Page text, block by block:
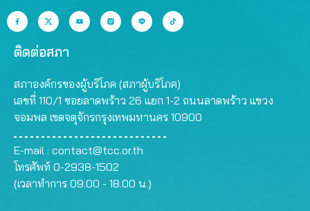
ติดต่อสภา
สภาองค์กรของผู้บริโภค (สภาผู้บริโภค)
เลขที่ 110/1 ซอยลาดพร้าว 26 แยก 1-2 ถนนลาดพร้าว แขวง
จอมพล เขตจตุจักรกรุงเทพมหานคร 10900
E-mail : contact@tcc.or.th
โทรศัพท์ 0-2938-1502
(เวลาทำการ 09.00 - 18.00 น.)